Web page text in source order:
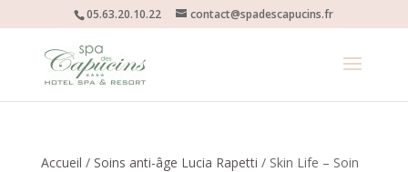
05.63.20.10.22 contact@spadescapucins.fr
Accueil / Soins anti-âge Lucia Rapetti / Skin Life – Soin